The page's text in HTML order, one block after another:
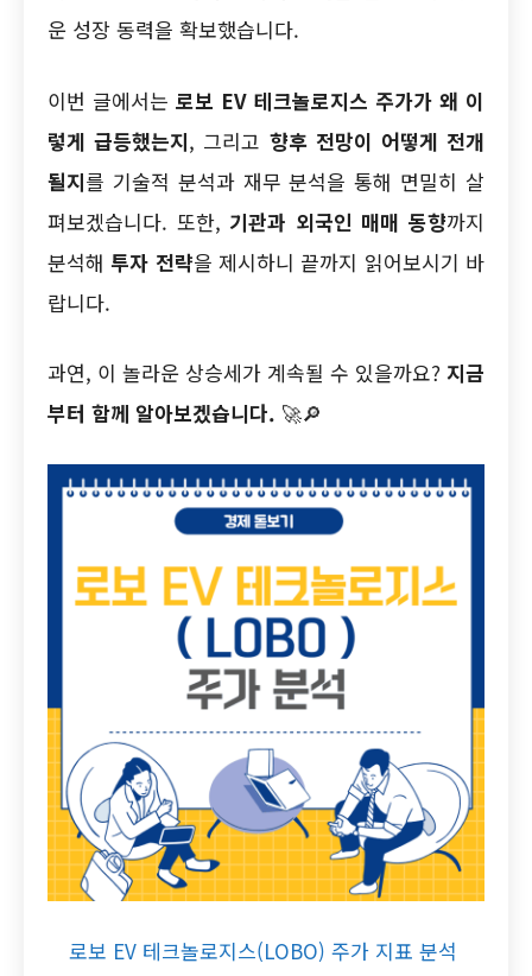
운 성장 동력을 확보했습니다.
이번 글에서는 로보 EV 테크놀로지스 주가가 왜 이
렇게 급등했는지, 그리고 향후 전망이 어떻게 전개
될지를 기술적 분석과 재무 분석을 통해 면밀히 살
펴보겠습니다. 또한, 기관과 외국인 매매 동향까지
분석해투자 전략을 제시하니 끝까지 읽어보시기 바
랍니다.
과연, 이 놀라운 상승세가 계속될 수 있을까요? 지금
부터 함께 알아보겠습니다. 🚀🔎
로보 EV 테크놀로지스(LOBO) 주가 지표 분석